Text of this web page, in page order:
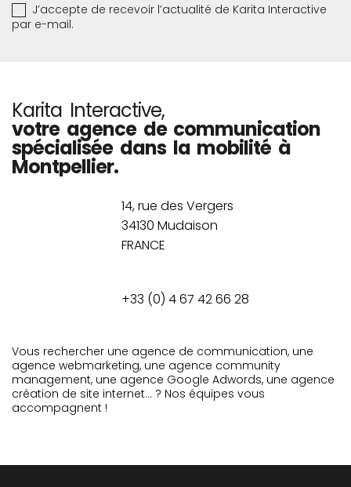
J’accepte de recevoir l’actualité de Karita Interactive
par e-mail.
Karita Interactive,
votre agence de communication
spécialisée dans la mobilité à
Montpellier.
14, rue des Vergers
34130 Mudaison
FRANCE
+33 (0) 4 67 42 66 28
Vous rechercher une agence de communication, une
agence webmarketing, une agence community
management, une agence Google Adwords, une agence
création de site internet… ? Nos équipes vous
accompagnent !